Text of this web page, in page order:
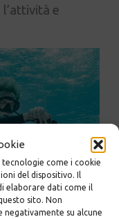
come i cookie
del dispositivo. Il
elaborare dati come il
sito. Non
su alcune
e